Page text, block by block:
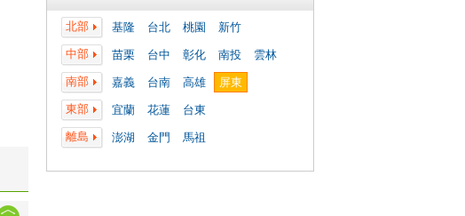
北部 基隆 台北 桃園
新竹
中部
苗栗 台中 彰化 南投
雲林
南部
嘉義 台南 高雄
屏東
東部
宜蘭 花蓮
台東
離島
澎湖 金門 馬祖